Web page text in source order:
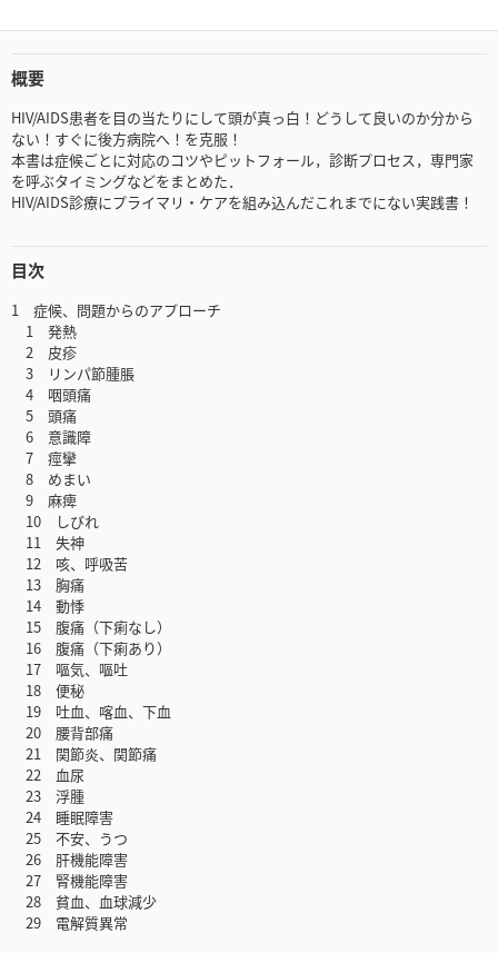
概要
HIV/AIDS患者を目の当たりにして頭が真っ白！どうして良いのか分から
ない！すぐに後方病院へ！を克服！
本書は症候ごとに対応のコツやピットフォール，診断プロセス，専門家
を呼ぶタイミングなどをまとめた．
HIV/AIDS診療にプライマリ・ケアを組み込んだこれまでにない実践書！
目次
1 症候、問題からのアプローチ
1 発熱
2 皮疹
3 リンパ節腫脹
4 咽頭痛
5 頭痛
6 意識障
7 痙攣
8 めまい
9 麻痺
10 しびれ
11 失神
12 咳、呼吸苦
13 胸痛
14 動悸
15 腹痛（下痢なし）
16 腹痛（下痢あり）
17 嘔気、嘔吐
18 便秘
19 吐血、喀血、下血
20 腰背部痛
21 関節炎、関節痛
22 血尿
23 浮腫
24 睡眠障害
25 不安、うつ
26 肝機能障害
27 腎機能障害
28 貧血、血球減少
29 電解質異常